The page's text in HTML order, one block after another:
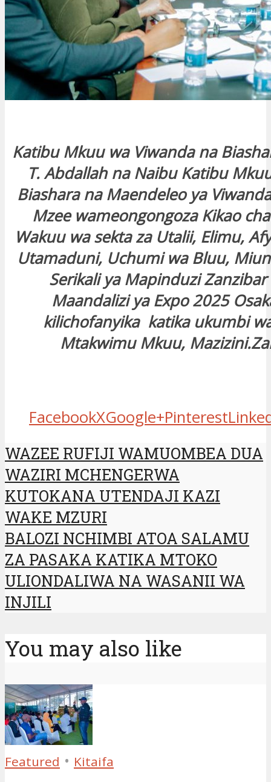
Katibu Mkuu wa Viwanda na
T. Abdallah na Naibu Katibu
Biashara na Maendeleo ya
Mzee wameongongoza Kikao
Wakuu wa sekta za Utalii, Elimu,
Utamaduni, Uchumi wa Bluu,
Serikali ya Mapinduzi
Maandalizi ya Expo 2025
kilichofanyika katika ukumbi
Mtakwimu Mkuu,
FacebookXGoogle+Pinterest
WAZEE RUFIJI WAMUOMBEA DUA
WAZIRI MCHENGERWA
KUTOKANA UTENDAJI KAZI
WAKE MZURI
BALOZI NCHIMBI ATOA SALAMU
ZA PASAKA KATIKA MTOKO
ULIONDALIWA NA WASANII WA
INJILI
You may also like
Featured • Kitaifa